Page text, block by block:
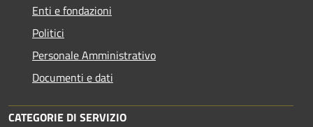
Enti e fondazioni
Politici
Personale Amministrativo
Documenti e dati
CATEGORIE DI SERVIZIO